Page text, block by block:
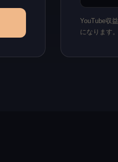
YouTube収
になります